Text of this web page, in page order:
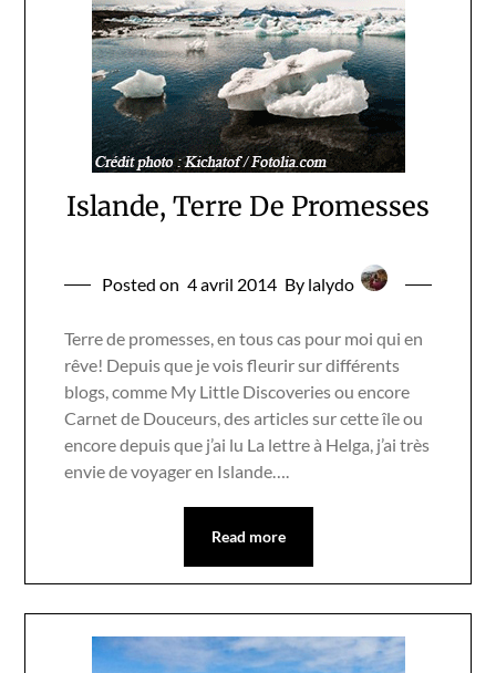
Islande, Terre De Promesses
Posted on 4 avril 2014 By lalydo
Terre de promesses, en tous cas pour moi qui en
rêve! Depuis que je vois fleurir sur différents
blogs, comme My Little Discoveries ou encore
Carnet de Douceurs, des articles sur cette île ou
encore depuis que j’ai lu La lettre à Helga, j’ai très
envie de voyager en Islande….
Read more